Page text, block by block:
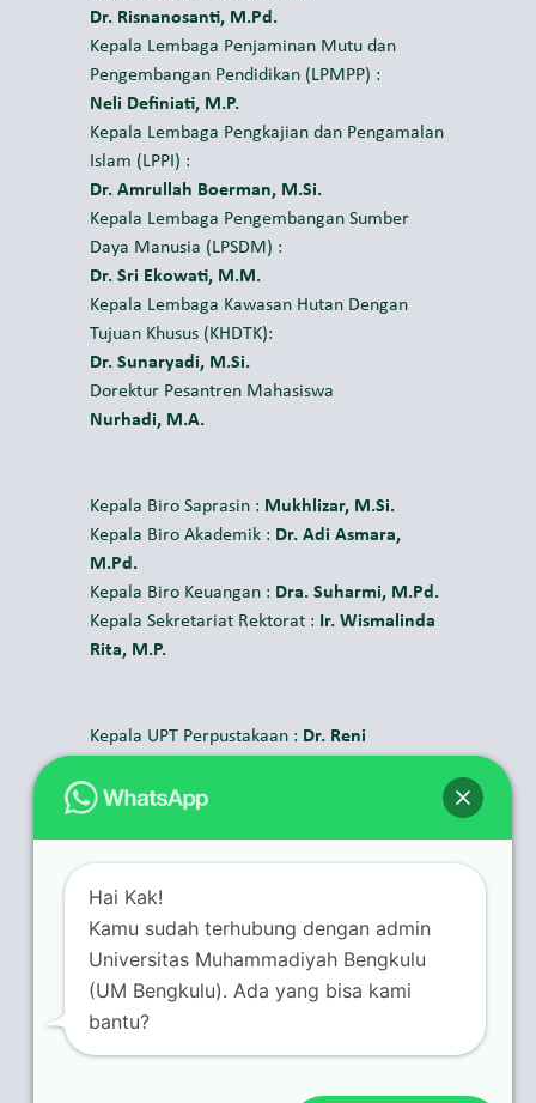
Dr. Risnanosanti, M.Pd.
Kepala Lembaga Penjaminan Mutu dan
Pengembangan Pendidikan (LPMPP) :
Neli Definiati, M.P.
Kepala Lembaga Pengkajian dan Pengamalan
Islam (LPPI) :
Dr. Amrullah Boerman, M.Si.
Kepala Lembaga Pengembangan Sumber
Daya Manusia (LPSDM) :
Dr. Sri Ekowati, M.M.
Kepala Lembaga Kawasan Hutan Dengan
Tujuan Khusus (KHDTK):
Dr. Sunaryadi, M.Si.
Dorektur Pesantren Mahasiswa
Nurhadi, M.A.
Kepala Biro Saprasin : Mukhlizar, M.Si.
Kepala Biro Akademik : Dr. Adi Asmara,
M.Pd.
Kepala Biro Keuangan : Dra. Suharmi, M.Pd.
Kepala Sekretariat Rektorat :
Ir. Wismalinda
Rita, M.P.
Kepala UPT Perpustakaan : Dr. Reni
Kepala UPT TIK :
M.I.Kom.
Kepala UPT Humas, Promosi, dan Media
(Humaspedia) :Dandi Sunardi, M.Kom.
Kepala UPT Penerimaan Mahasiswa Baru :
Ujang Juhardi, M.Kom.
Kepala Kantor Hubungan Internasional :
Hai Kak!
Kamu sudah terhubung dengan admin
Universitas Muhammadiyah Bengkulu
(UM Bengkulu). Ada yang bisa kami
bantu?